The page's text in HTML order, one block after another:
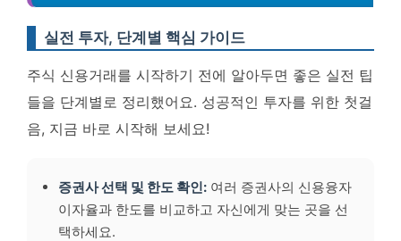
실전 투자, 단계별 핵심 가이드
주식 신용거래를 시작하기 전에 알아두면 좋은 실전 팁
들을 단계별로 정리했어요. 성공적인 투자를 위한 첫걸
음, 지금 바로 시작해 보세요!
증권사 선택 및 한도 확인: 여러 증권사의 신용융자
이자율과 한도를 비교하고 자신에게 맞는 곳을 선
택하세요.